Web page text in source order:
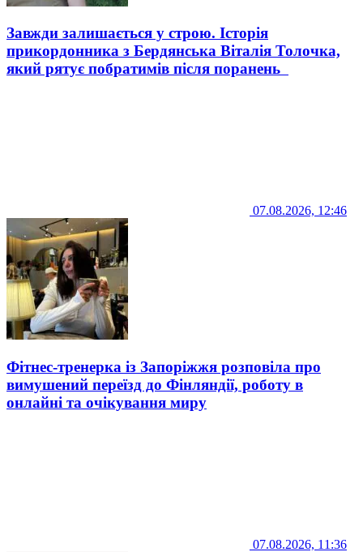
Завжди залишається у строю. Історія
прикордонника з Бердянська Віталія Толочка,
який рятує побратимів після поранень
07.08.2026, 12:46
Фітнес-тренерка із Запоріжжя розповіла про
вимушений переїзд до Фінляндії, роботу в
онлайні та очікування миру
07.08.2026, 11:36